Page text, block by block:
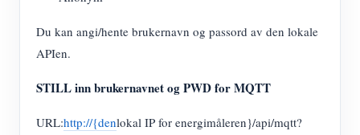
Du kan angi/hente brukernavn og passord av den lokale
APIen.
STILL inn brukernavnet og PWD for MQTT
URL:http://{denlokal IP for energimåleren}/api/mqtt?